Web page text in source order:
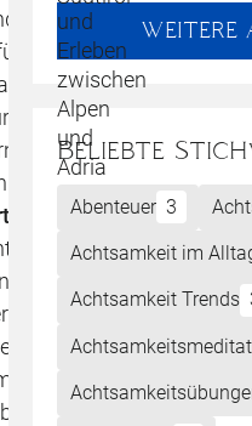
und
Bilder, die
rücken.
Analysen
Zielgruppe
das
WEITERE
Beliebte
Abenteuer 3
Achtsamkeit im
Achtsamkeit Trends